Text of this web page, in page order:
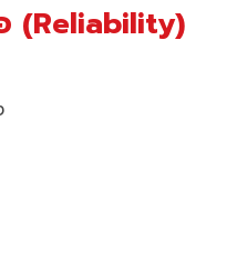
(Reliability)